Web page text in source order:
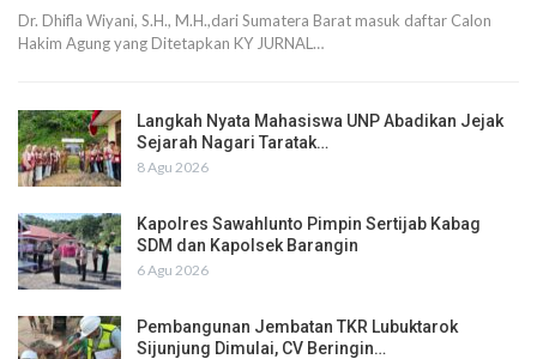
Dr. Dhifla Wiyani, S.H., M.H.,dari Sumatera Barat masuk daftar Calon
Hakim Agung yang Ditetapkan KY JURNAL…
Langkah Nyata Mahasiswa UNP Abadikan Jejak
Sejarah Nagari Taratak…
8 Agu 2026
Kapolres Sawahlunto Pimpin Sertijab Kabag
SDM dan Kapolsek Barangin
6 Agu 2026
Pembangunan Jembatan TKR Lubuktarok
Sijunjung Dimulai, CV Beringin…